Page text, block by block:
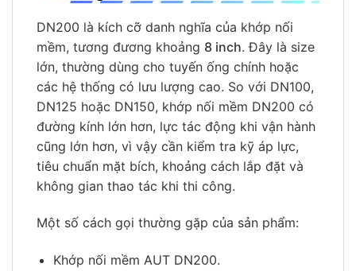
DN200 là kích cỡ danh nghĩa của khớp nối
mềm, tương đương khoảng 8 inch. Đây là size
lớn, thường dùng cho tuyến ống chính hoặc
các hệ thống có lưu lượng cao. So với DN100,
DN125 hoặc DN150, khớp nối mềm DN200 có
đường kính lớn hơn, lực tác động khi vận hành
cũng lớn hơn, vì vậy cần kiểm tra kỹ áp lực,
tiêu chuẩn mặt bích, khoảng cách lắp đặt và
không gian thao tác khi thi công.
Một số cách gọi thường gặp của sản phẩm:
Khớp nối mềm AUT DN200.